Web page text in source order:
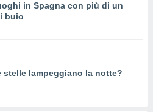
in Spagna con più di un
buio
stelle lampeggiano la notte?